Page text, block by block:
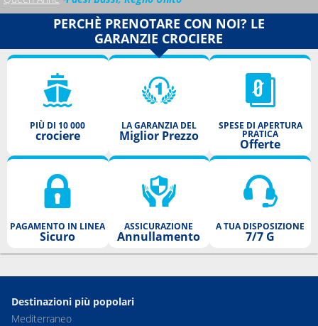
PERCHÈ PRENOTARE CON NOI? LE
GARANZIE CROCIERE
PIÙ DI 10 000
crociere
LA GARANZIA DEL
Miglior Prezzo
SPESE DI APERTURA
PRATICA
Offerte
PAGAMENTO IN LINEA
Sicuro
ASSICURAZIONE
Annullamento
A TUA DISPOSIZIONE
7/7 G
Destinazioni più popolari
Mediterraneo